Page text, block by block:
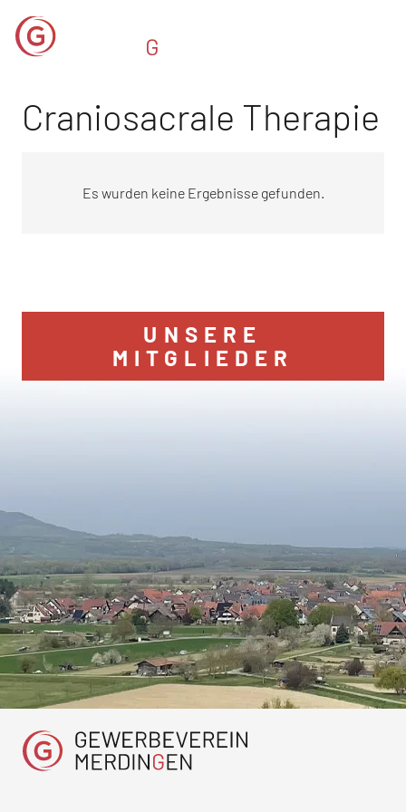
Craniosacrale Therapie
Es wurden keine Ergebnisse gefunden.
UNSERE
MITGLIEDER